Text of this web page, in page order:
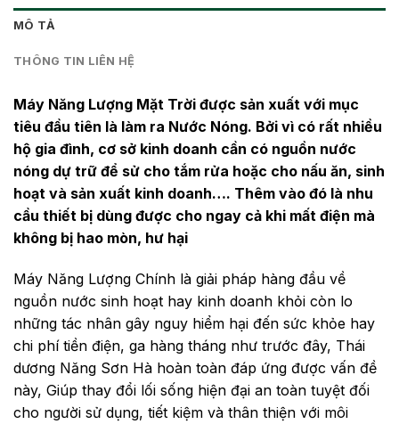
MÔ TẢ
THÔNG TIN LIÊN HỆ
Máy Năng Lượng Mặt Trời được sản xuất với mục
tiêu đầu tiên là làm ra Nước Nóng. Bởi vì có rất nhiều
hộ gia đình, cơ sở kinh doanh cần có nguồn nước
nóng dự trữ để sử cho tắm rửa hoặc cho nấu ăn, sinh
hoạt và sản xuất kinh doanh…. Thêm vào đó là nhu
cầu thiết bị dùng được cho ngay cả khi mất điện mà
không bị hao mòn, hư hại
Máy Năng Lượng Chính là giải pháp hàng đầu về
nguồn nước sinh hoạt hay kinh doanh khỏi còn lo
những tác nhân gây nguy hiểm hại đến sức khỏe hay
chi phí tiền điện, ga hàng tháng như trước đây, Thái
dương Năng Sơn Hà hoàn toàn đáp ứng được vấn đề
này, Giúp thay đổi lối sống hiện đại an toàn tuyệt đối
cho người sử dụng, tiết kiệm và thân thiện với môi